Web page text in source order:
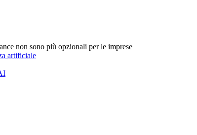
non sono più opzionali per le imprese
artificiale